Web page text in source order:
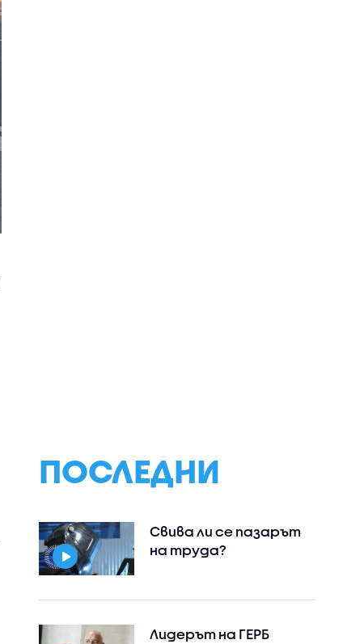
ПОСЛЕДНИ
Свива ли се пазарът
на труда?
Лидерът на ГЕРБ